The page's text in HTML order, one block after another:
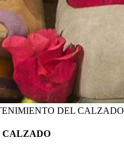
DEL CALZADO
CALZADO